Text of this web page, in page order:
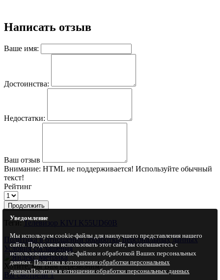
Написать отзыв
Ваше имя:
Достоинства:
Недостатки:
Ваш отзыв
Внимание: HTML не поддерживается! Используйте обычный
текст!
Рейтинг
Продолжить
Теги:Телевизор KIVI K55UD60B
Политика в отношении обработки персональных данных
Условия соглашения
Хотите, мы Вам перезвоним?
Вы смотрели 1
Уведомление
Мы используем cookie-файлы для наилучшего представления нашего
сайта. Продолжая использовать этот сайт, вы соглашаетесь с
использованием cookie-файлов и обработкой Ваших персональных
данных.Политика в отношении обработки персональных
данныхПолитика в отношении обработки персональных данных